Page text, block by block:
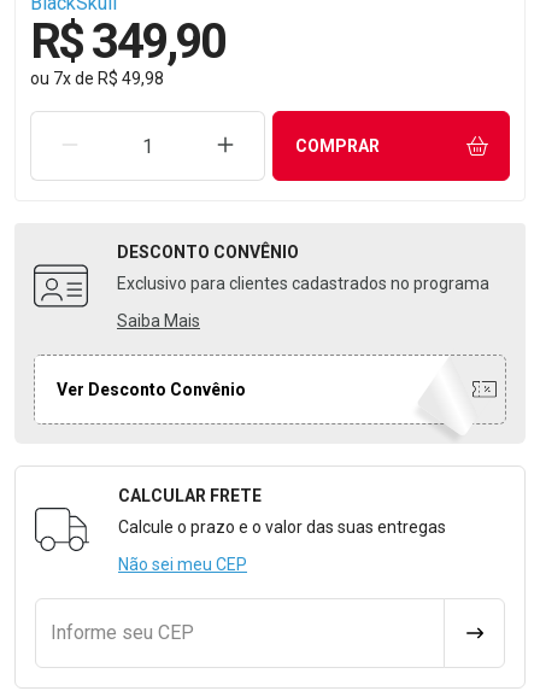
R$ 349,90
ou 7xde R$ 49,98
REMOVER UMA UNIDADEAUMENTAR UMA UNIDADE
COMPRAR
DESCONTO CONVÊNIO
Exclusivo para clientes cadastrados no programa
Saiba Mais
Ver Desconto Convênio
Formulário para Calcular o Frete
CALCULAR FRETE
Calcule o prazo e o valor das suas entregas
Não sei meu CEP
Informe seu CEP